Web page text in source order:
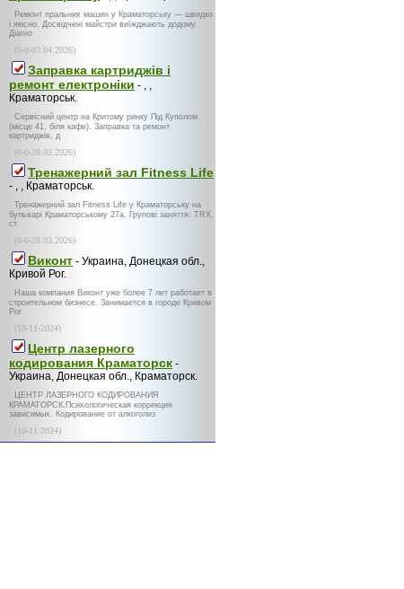
Ремонт пральних машин у Краматорську — швидко
і якісно. Досвідчені майстри виїжджають додому.
Діагно
(0-0-03.04.2026)
Заправка картриджів і
ремонт електроніки - , ,
Краматорськ.
Сервісний центр на Критому ринку Під Куполом
(місце 41, біля кафе). Заправка та ремонт
картриджів, д
(0-0-28.03.2026)
Тренажерний зал Fitness Life
- , , Краматорськ.
Тренажерний зал Fitness Life у Краматорську на
бульварі Краматорському 27а. Групові заняття: TRX,
ст
(0-0-28.03.2026)
Виконт - Украина, Донецкая обл.,
Кривой Рог.
Наша компания Виконт уже более 7 лет работает в
строительном бизнесе. Занимается в городе Кривом
Рог
(10-11-2024)
Центр лазерного
кодирования Краматорск -
Украина, Донецкая обл., Краматорск.
ЦЕНТР ЛАЗЕРНОГО КОДИРОВАНИЯ
КРАМАТОРСК.Психологическая коррекция
зависимых. Кодирование от алкоголиз
(10-11-2024)